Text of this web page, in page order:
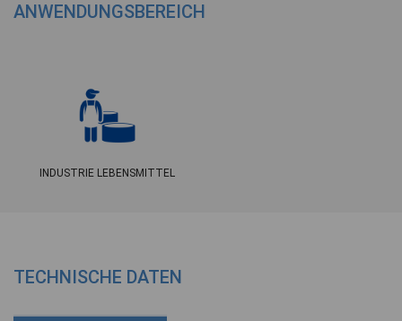
ANWENDUNGSBEREICH
INDUSTRIE LEBENSMITTEL
TECHNISCHE DATEN